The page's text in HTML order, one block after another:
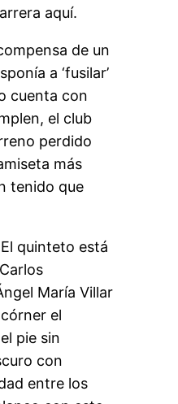
aquí.
de un
a ‘fusilar’
cuenta con
el club
perdido
más
tenido que
quinteto está
María Villar
el
pie sin
con
entre los